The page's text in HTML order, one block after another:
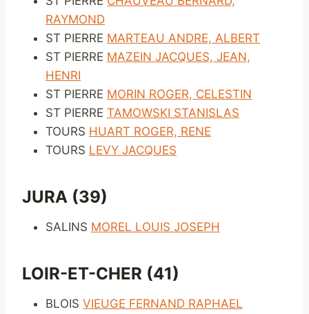
RAYMOND
ST PIERRE MARTEAU ANDRE, ALBERT
ST PIERRE MAZEIN JACQUES, JEAN,
HENRI
ST PIERRE MORIN ROGER, CELESTIN
ST PIERRE TAMOWSKI STANISLAS
TOURS HUART ROGER, RENE
TOURS LEVY JACQUES
JURA (39)
SALINS MOREL LOUIS JOSEPH
LOIR-ET-CHER (41)
BLOIS VIEUGE FERNAND RAPHAEL